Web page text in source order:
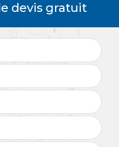
devis gratuit